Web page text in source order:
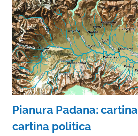
Pianura Padana:
cartina politica